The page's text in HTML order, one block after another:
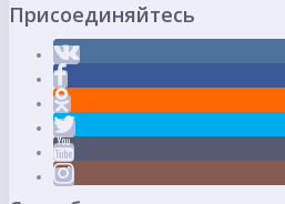
Присоединяйтесь